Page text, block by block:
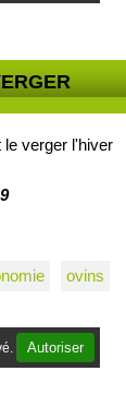
le verger l'hiver
ovins
Autoriser